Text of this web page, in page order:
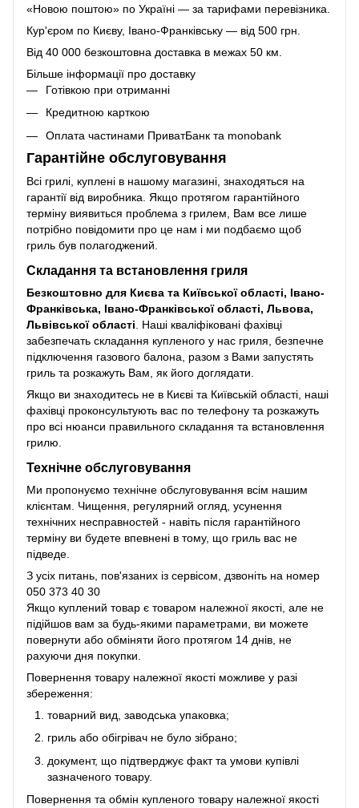
«Новою поштою» по Україні — за тарифами перевізника.
Кур'єром по Києву, Івано-Франківську — від 500 грн.
Від 40 000 безкоштовна доставка в межах 50 км.
Більше інформації про доставку
Готівкою при отриманні
Кредитною карткою
Оплата частинами ПриватБанк та monobank
Гарантійне обслуговування
Всі грилі, куплені в нашому магазині, знаходяться на
гарантії від виробника. Якщо протягом гарантійного
терміну виявиться проблема з грилем, Вам все лише
потрібно повідомити про це нам і ми подбаємо щоб
гриль був полагоджений.
Складання та встановлення гриля
Безкоштовно для Києва та Київської області, Івано-
Франківська, Івано-Франківської області, Львова,
Львівської області . Наші кваліфіковані фахівці
забезпечать складання купленого у нас гриля, безпечне
підключення газового балона, разом з Вами запустять
гриль та розкажуть Вам, як його доглядати.
Якщо ви знаходитесь не в Києві та Київській області, наші
фахівці проконсультують вас по телефону та розкажуть
про всі нюанси правильного складання та встановлення
грилю.
Технічне обслуговування
Ми пропонуємо технічне обслуговування всім нашим
клієнтам. Чищення, регулярний огляд, усунення
технічних несправностей - навіть після гарантійного
терміну ви будете впевнені в тому, що гриль вас не
підведе.
З усіх питань, пов'язаних із сервісом, дзвоніть на номер
050 373 40 30
Якщо куплений товар є товаром належної якості, але не
підійшов вам за будь-якими параметрами, ви можете
повернути або обміняти його протягом 14 днів, не
рахуючи дня покупки.
Повернення товару належної якості можливе у разі
збереження:
товарний вид, заводська упаковка;
гриль або обігрівач не було зібрано;
документ, що підтверджує факт та умови купівлі
зазначеного товару.
Повернення та обмін купленого товару належної якості